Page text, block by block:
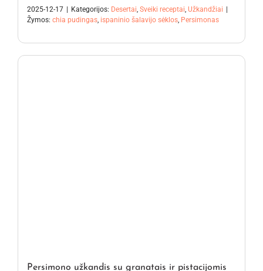
2025-12-17 | Kategorijos: Desertai Sveiki receptai Užkandžiai |
Žymos: chia pudingas ispaninio šalavijo sėklos Persimonas
Persimono užkandis su granatais ir pistacijomis